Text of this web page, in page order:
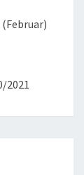
2021